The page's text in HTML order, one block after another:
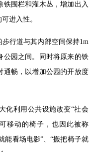
铁围栏和灌木丛，增加出入
进入性。
行道与其内部空间保持1m
公园之间。同时将原来的铁
通畅，以增加公园的开放度
化利用公共设施改变“社会
移动的椅子，也因此被称
能看场电影”、“搬把椅子就